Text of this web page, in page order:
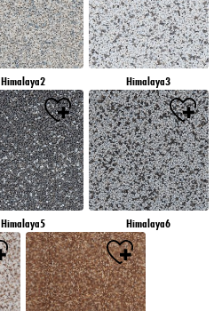
Himalaya2 Himalaya3
Himalaya5 Himalaya6